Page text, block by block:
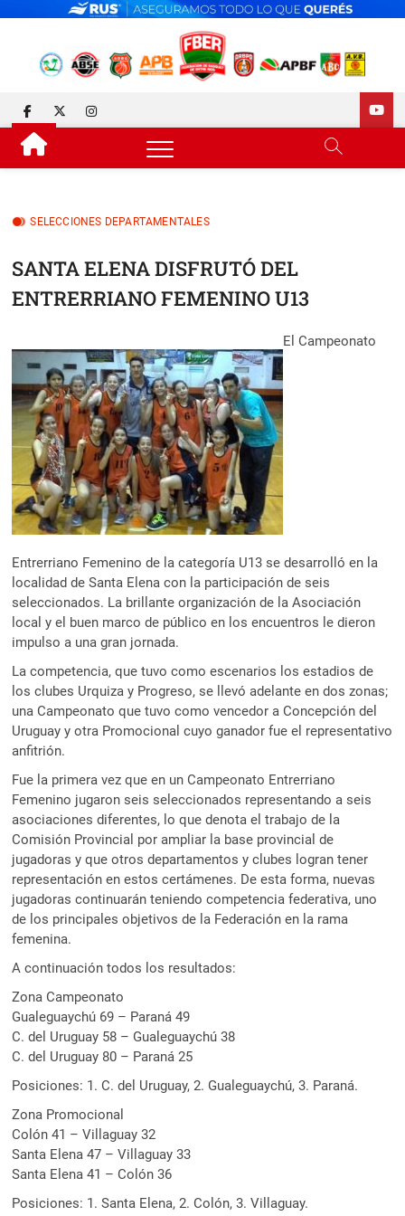
FEDERACIÓN DE BÁSQUET
DE ENTRE RÍOS
facebook
twitterinstagram
SELECCIONES DEPARTAMENTALES
SANTA ELENA DISFRUTÓ DEL
ENTRERRIANO FEMENINO U13
El Campeonato
Entrerriano Femenino de la categoría U13 se desarrolló en la
localidad de Santa Elena con la participación de seis
seleccionados. La brillante organización de la Asociación
local y el buen marco de público en los encuentros le dieron
impulso a una gran jornada.
La competencia, que tuvo como escenarios los estadios de
los clubes Urquiza y Progreso, se llevó adelante en dos zonas;
una Campeonato que tuvo como vencedor a Concepción del
Uruguay y otra Promocional cuyo ganador fue el representativo
anfitrión.
Fue la primera vez que en un Campeonato Entrerriano
Femenino jugaron seis seleccionados representando a seis
asociaciones diferentes, lo que denota el trabajo de la
Comisión Provincial por ampliar la base provincial de
jugadoras y que otros departamentos y clubes logran tener
representación en estos certámenes. De esta forma, nuevas
jugadoras continuarán teniendo competencia federativa, uno
de los principales objetivos de la Federación en la rama
femenina.
A continuación todos los resultados:
Zona Campeonato
Gualeguaychú 69 – Paraná 49
C. del Uruguay 58 – Gualeguaychú 38
C. del Uruguay 80 – Paraná 25
Posiciones: 1. C. del Uruguay, 2. Gualeguaychú, 3. Paraná.
Zona Promocional
Colón 41 – Villaguay 32
Santa Elena 47 – Villaguay 33
Santa Elena 41 – Colón 36
Posiciones: 1. Santa Elena, 2. Colón, 3. Villaguay.